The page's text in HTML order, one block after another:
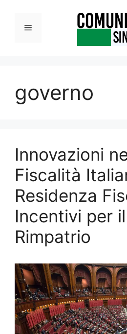
contenutoMenu
governo
Innovazioni
Fiscalità
Residenza
Incentivi per il
Rimpatrio